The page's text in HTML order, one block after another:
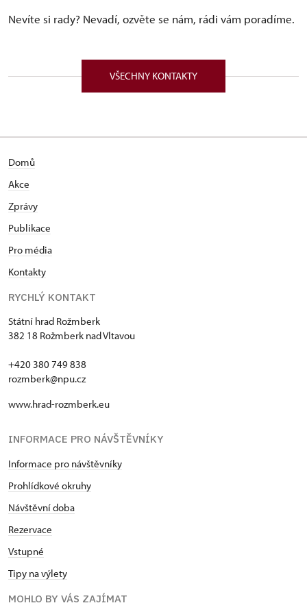
Nevíte si rady? Nevadí, ozvěte se nám, rádi vám poradíme.
VŠECHNY KONTAKTY
Domů
Akce
Zprávy
Publikace
Pro média
Kontakty
RYCHLÝ KONTAKT
Státní hrad Rožmberk
382 18 Rožmberk nad Vltavou
+420 380 749 838
rozmberk@npu.cz
www.hrad-rozmberk.eu
INFORMACE PRO NÁVŠTĚVNÍKY
Informace pro návštěvníky
Prohlídkové okruhy
Návštěvní doba
Rezervace
Vstupné
Tipy na výlety
MOHLO BY VÁS ZAJÍMAT